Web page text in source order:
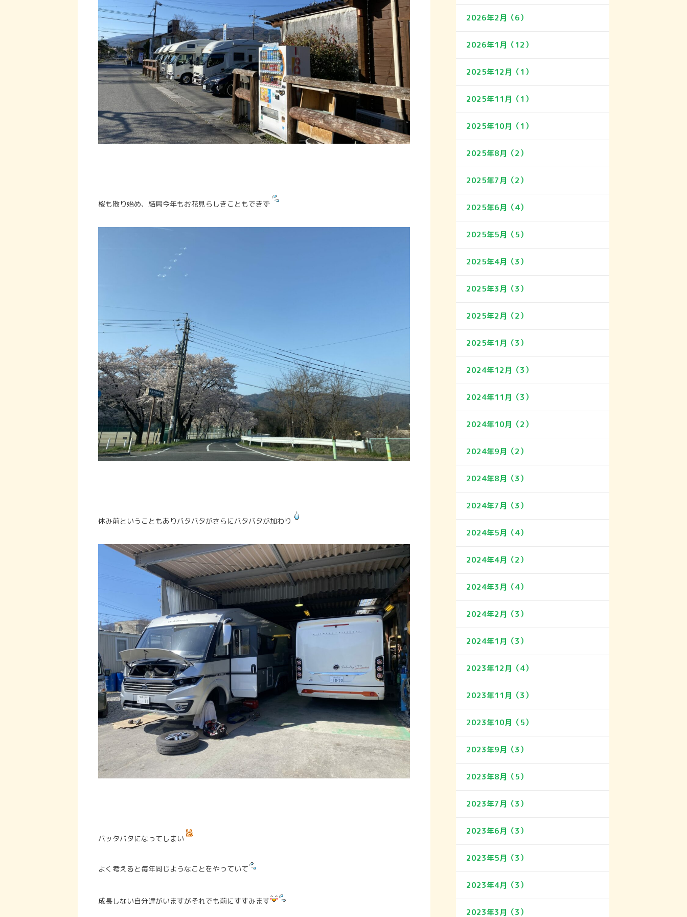
桜も散り始め、結局今年もお花見らしきこともできず
休み前ということもありバタバタがさらにバタバタが加わり
バッタバタになってしまい
よく考えると毎年同じようなことをやっていて
成長しない自分達がいますがそれでも前にすすみます
2026年2月（6）
2026年1月（12）
2025年12月（1）
2025年11月（1）
2025年10月（1）
2025年8月（2）
2025年7月（2）
2025年6月（4）
2025年5月（5）
2025年4月（3）
2025年3月（3）
2025年2月（2）
2025年1月（3）
2024年12月（3）
2024年11月（3）
2024年10月（2）
2024年9月（2）
2024年8月（3）
2024年7月（3）
2024年5月（4）
2024年4月（2）
2024年3月（4）
2024年2月（3）
2024年1月（3）
2023年12月（4）
2023年11月（3）
2023年10月（5）
2023年9月（3）
2023年8月（5）
2023年7月（3）
2023年6月（3）
2023年5月（3）
2023年4月（3）
2023年3月（3）